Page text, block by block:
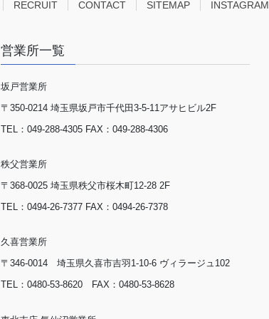
RECRUIT CONTACT SITEMAP INSTAGRAM
営業所一覧
坂戸営業所
〒350-0214 埼玉県坂戸市千代田3-5-11アサヒビル2F
TEL：049-288-4305 FAX：049-288-4306
秩父営業所
〒368-0025 埼玉県秩父市桜木町12-28 2F
TEL：0494-26-7377 FAX：0494-26-7378
久喜営業所
〒346-0014 埼玉県久喜市吉羽1-10-6 ヴィラージュ102
TEL：0480-53-8620 FAX：0480-53-8628